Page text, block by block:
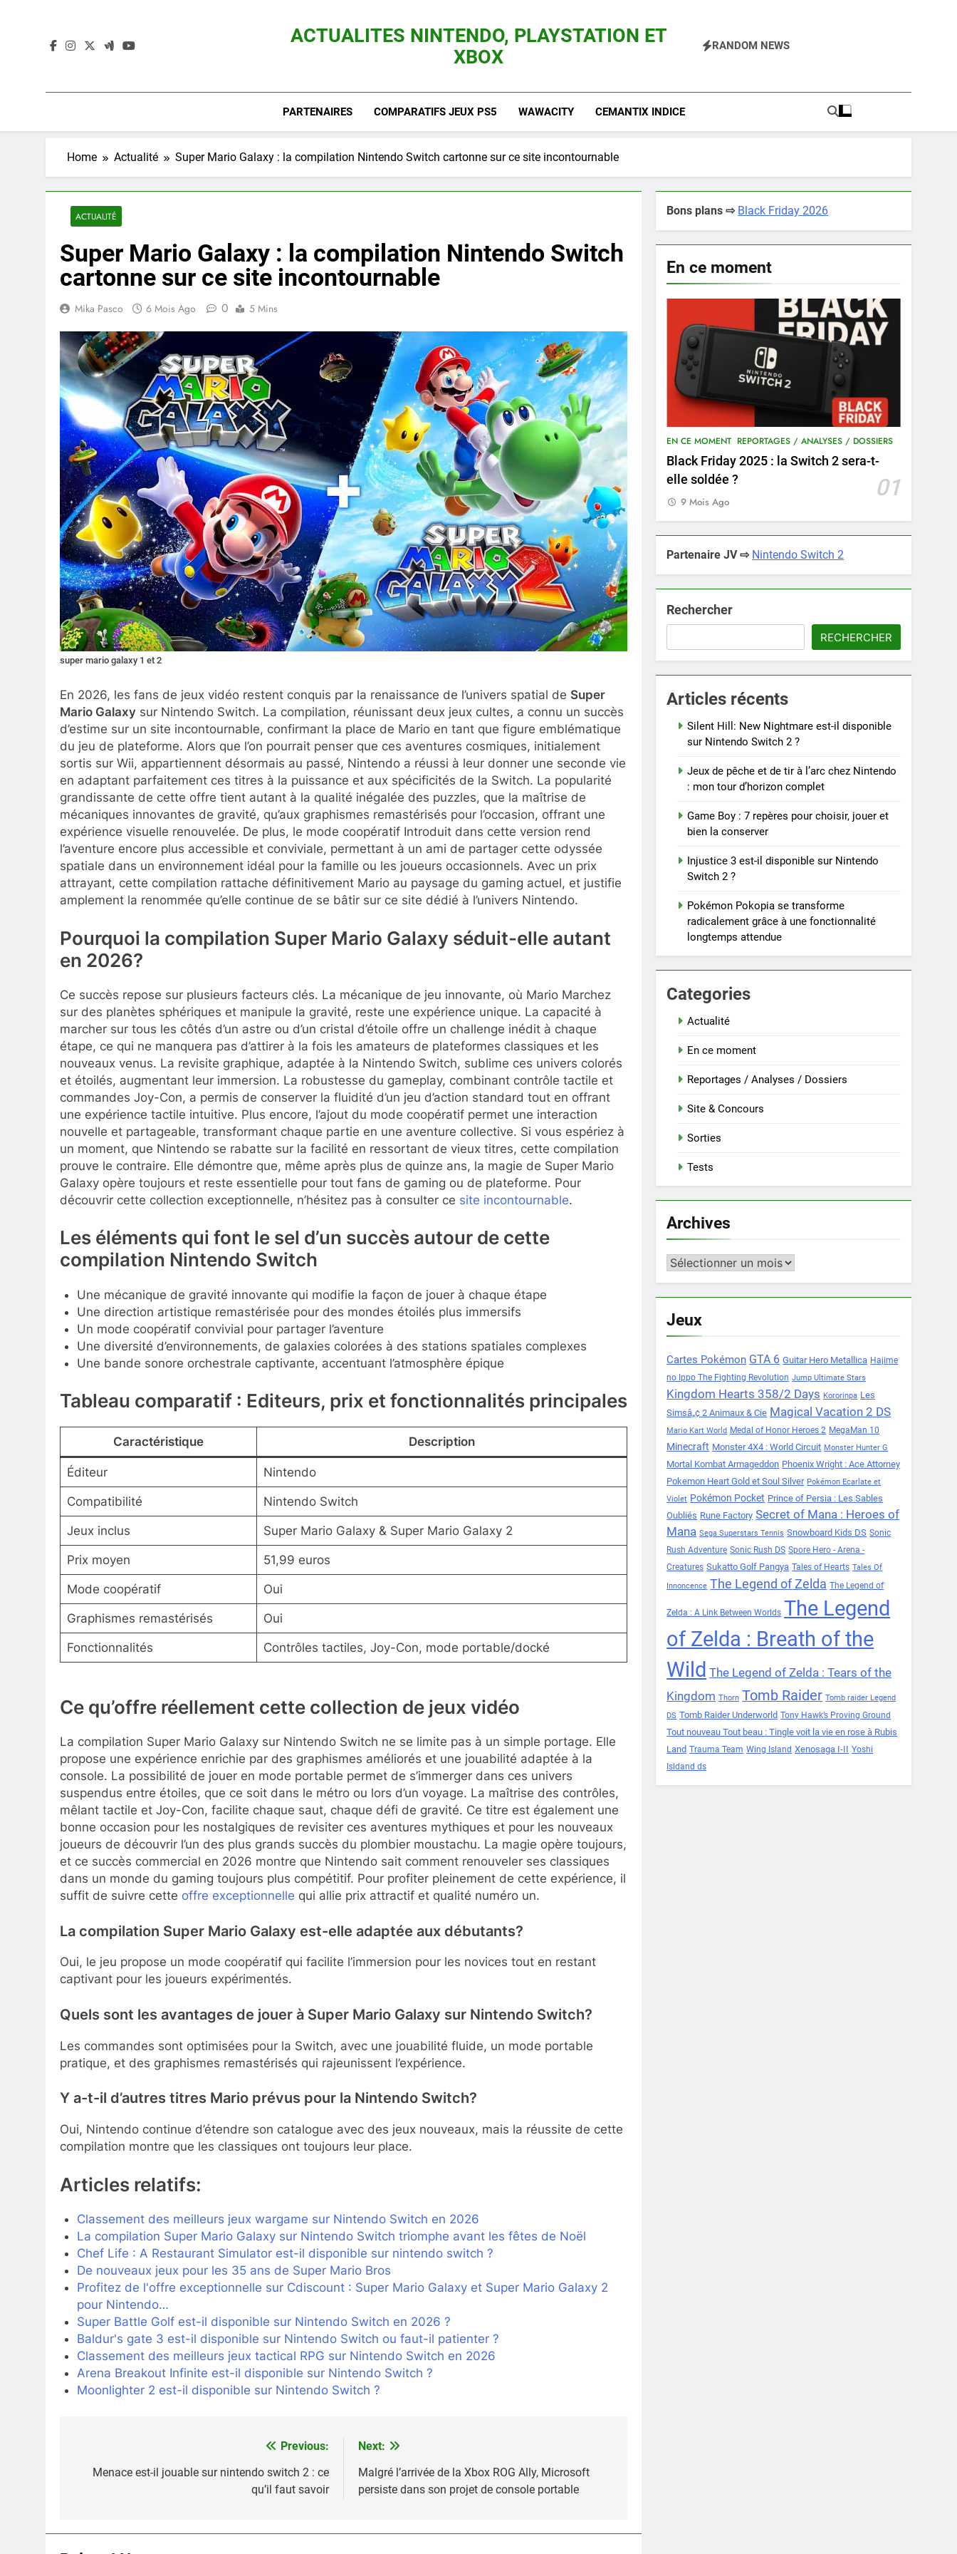
ACTUALITES NINTENDO, PLAYSTATION ET
XBOX
RANDOM NEWS
PARTENAIRES COMPARATIFS JEUX PS5 WAWACITY CEMANTIX INDICE
Home Actualité Super Mario Galaxy : la compilation Nintendo Switch cartonne sur ce site incontournable
ACTUALITÉ
Super Mario Galaxy : la compilation Nintendo Switch
cartonne sur ce site incontournable
Mika Pasco 6 Mois Ago 0 5 Mins
super mario galaxy 1 et 2
En 2026, les fans de jeux vidéo restent conquis par la renaissance de l’univers spatial de Super
Mario Galaxy sur Nintendo Switch. La compilation, réunissant deux jeux cultes, a connu un succès
d’estime sur un site incontournable, confirmant la place de Mario en tant que figure emblématique
du jeu de plateforme. Alors que l’on pourrait penser que ces aventures cosmiques, initialement
sortis sur Wii, appartiennent désormais au passé, Nintendo a réussi à leur donner une seconde vie
en adaptant parfaitement ces titres à la puissance et aux spécificités de la Switch. La popularité
grandissante de cette offre tient autant à la qualité inégalée des puzzles, que la maîtrise de
mécaniques innovantes de gravité, qu’aux graphismes remastérisés pour l’occasion, offrant une
expérience visuelle renouvelée. De plus, le mode coopératif Introduit dans cette version rend
l’aventure encore plus accessible et conviviale, permettant à un ami de partager cette odyssée
spatiale dans un environnement idéal pour la famille ou les joueurs occasionnels. Avec un prix
attrayant, cette compilation rattache définitivement Mario au paysage du gaming actuel, et justifie
amplement la renommée qu’elle continue de se bâtir sur ce site dédié à l’univers Nintendo.
Pourquoi la compilation Super Mario Galaxy séduit-elle autant
en 2026?
Ce succès repose sur plusieurs facteurs clés. La mécanique de jeu innovante, où Mario Marchez
sur des planètes sphériques et manipule la gravité, reste une expérience unique. La capacité à
marcher sur tous les côtés d’un astre ou d’un cristal d’étoile offre un challenge inédit à chaque
étape, ce qui ne manquera pas d’attirer à la fois les amateurs de plateformes classiques et les
nouveaux venus. La revisite graphique, adaptée à la Nintendo Switch, sublime ces univers colorés
et étoilés, augmentant leur immersion. La robustesse du gameplay, combinant contrôle tactile et
commandes Joy-Con, a permis de conserver la fluidité d’un jeu d’action standard tout en offrant
une expérience tactile intuitive. Plus encore, l’ajout du mode coopératif permet une interaction
nouvelle et partageable, transformant chaque partie en une aventure collective. Si vous espériez à
un moment, que Nintendo se rabatte sur la facilité en ressortant de vieux titres, cette compilation
prouve le contraire. Elle démontre que, même après plus de quinze ans, la magie de Super Mario
Galaxy opère toujours et reste essentielle pour tout fans de gaming ou de plateforme. Pour
découvrir cette collection exceptionnelle, n’hésitez pas à consulter ce site incontournable.
Les éléments qui font le sel d’un succès autour de cette
compilation Nintendo Switch
Une mécanique de gravité innovante qui modifie la façon de jouer à chaque étape
Une direction artistique remastérisée pour des mondes étoilés plus immersifs
Un mode coopératif convivial pour partager l’aventure
Une diversité d’environnements, de galaxies colorées à des stations spatiales complexes
Une bande sonore orchestrale captivante, accentuant l’atmosphère épique
Tableau comparatif : Editeurs, prix et fonctionnalités principales
Caractéristique Description
Éditeur Nintendo
Compatibilité Nintendo Switch
Jeux inclus Super Mario Galaxy & Super Mario Galaxy 2
Prix moyen 51,99 euros
Mode coopératif Oui
Graphismes remastérisés Oui
Fonctionnalités Contrôles tactiles, Joy-Con, mode portable/docké
Ce qu’offre réellement cette collection de jeux vidéo
La compilation Super Mario Galaxy sur Nintendo Switch ne se limite pas à un simple portage. Elle
propose une expérience enrichie par des graphismes améliorés et une jouabilité adaptée à la
console. La possibilité de jouer en mode portable permet de s’immerger dans ces univers
suspendus entre étoiles, que ce soit dans le métro ou lors d’un voyage. La maîtrise des contrôles,
mêlant tactile et Joy-Con, facilite chaque saut, chaque défi de gravité. Ce titre est également une
bonne occasion pour les nostalgiques de revisiter ces aventures mythiques et pour les nouveaux
joueurs de découvrir l’un des plus grands succès du plombier moustachu. La magie opère toujours,
et ce succès commercial en 2026 montre que Nintendo sait comment renouveler ses classiques
dans un monde du gaming toujours plus compétitif. Pour profiter pleinement de cette expérience, il
suffit de suivre cette offre exceptionnelle qui allie prix attractif et qualité numéro un.
La compilation Super Mario Galaxy est-elle adaptée aux débutants?
Oui, le jeu propose un mode coopératif qui facilite l’immersion pour les novices tout en restant
captivant pour les joueurs expérimentés.
Quels sont les avantages de jouer à Super Mario Galaxy sur Nintendo Switch?
Les commandes sont optimisées pour la Switch, avec une jouabilité fluide, un mode portable
pratique, et des graphismes remastérisés qui rajeunissent l’expérience.
Y a-t-il d’autres titres Mario prévus pour la Nintendo Switch?
Oui, Nintendo continue d’étendre son catalogue avec des jeux nouveaux, mais la réussite de cette
compilation montre que les classiques ont toujours leur place.
Articles relatifs:
Classement des meilleurs jeux wargame sur Nintendo Switch en 2026
La compilation Super Mario Galaxy sur Nintendo Switch triomphe avant les fêtes de Noël
Chef Life : A Restaurant Simulator est-il disponible sur nintendo switch ?
De nouveaux jeux pour les 35 ans de Super Mario Bros
Profitez de l'offre exceptionnelle sur Cdiscount : Super Mario Galaxy et Super Mario Galaxy 2
pour Nintendo…
Super Battle Golf est-il disponible sur Nintendo Switch en 2026 ?
Baldur's gate 3 est-il disponible sur Nintendo Switch ou faut-il patienter ?
Classement des meilleurs jeux tactical RPG sur Nintendo Switch en 2026
Arena Breakout Infinite est-il disponible sur Nintendo Switch ?
Moonlighter 2 est-il disponible sur Nintendo Switch ?
Previous:
Menace est-il jouable sur nintendo switch 2 : ce
qu’il faut savoir
Next:
Malgré l’arrivée de la Xbox ROG Ally, Microsoft
persiste dans son projet de console portable
Bons plans ⇨ Black Friday 2026
En ce moment
EN CE MOMENT REPORTAGES / ANALYSES / DOSSIERS
Black Friday 2025 : la Switch 2 sera-t-
elle soldée ?
01
9 Mois Ago
Partenaire JV ⇨ Nintendo Switch 2
Rechercher
RECHERCHER
Articles récents
Silent Hill: New Nightmare est-il disponible
sur Nintendo Switch 2 ?
Jeux de pêche et de tir à l’arc chez Nintendo
: mon tour d’horizon complet
Game Boy : 7 repères pour choisir, jouer et
bien la conserver
Injustice 3 est-il disponible sur Nintendo
Switch 2 ?
Pokémon Pokopia se transforme
radicalement grâce à une fonctionnalité
longtemps attendue
Categories
Actualité
En ce moment
Reportages / Analyses / Dossiers
Site & Concours
Sorties
Tests
Archives
Archives
Jeux
Cartes Pokémon GTA 6 Guitar Hero Metallica Hajime
no Ippo The Fighting Revolution Jump Ultimate Stars
Kingdom Hearts 358/2 Days Kororinpa Les
Simsâ„¢ 2 Animaux & Cie Magical Vacation 2 DS
Mario Kart World Medal of Honor Heroes 2 MegaMan 10
Minecraft Monster 4X4 : World Circuit Monster Hunter G
Mortal Kombat Armageddon Phoenix Wright : Ace Attorney
Pokemon Heart Gold et Soul Silver Pokémon Ecarlate et
Violet Pokémon Pocket Prince of Persia : Les Sables
Oubliés Rune Factory Secret of Mana : Heroes of
Mana Sega Superstars Tennis Snowboard Kids DS Sonic
Rush Adventure Sonic Rush DS Spore Hero - Arena -
Creatures Sukatto Golf Pangya Tales of Hearts Tales Of
Innoncence The Legend of Zelda The Legend of
Zelda : A Link Between Worlds The Legend
of Zelda : Breath of the
Wild The Legend of Zelda : Tears of the
Kingdom Thorn Tomb Raider Tomb raider Legend
DS Tomb Raider Underworld Tony Hawk’s Proving Ground
Tout nouveau Tout beau : Tingle voit la vie en rose à Rubis
Land Trauma Team Wing Island Xenosaga I-II Yoshi
Isldand ds